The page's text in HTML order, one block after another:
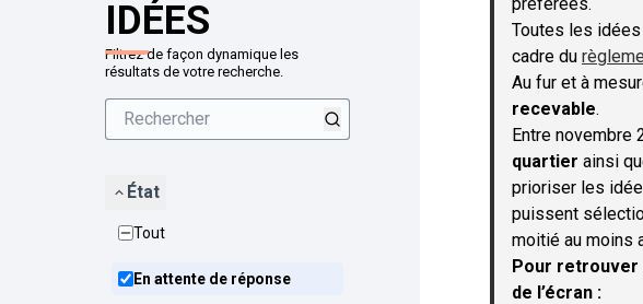
IDÉES
Filtrez de façon dynamique les
résultats de votre recherche.
État
Tout
En attente de réponse
Toutes les
cadre du
Au fur et à
recevable.
Entre novembre
quartier ainsi
prioriser les
puissent
moitié au moins
Pour retrouver
de l’écran :